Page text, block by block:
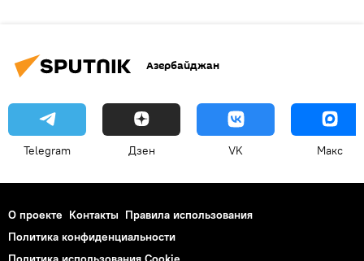
Азербайджан
Telegram Дзен VK Макс
О проекте Контакты Правила использования
Политика конфиденциальности